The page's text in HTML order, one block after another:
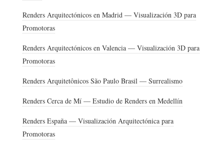
Renders Arquitectónicos en Madrid — Visualización 3D para
Promotoras
Renders Arquitectónicos en Valencia — Visualización 3D para
Promotoras
Renders Arquitetônicos São Paulo Brasil — Surrealismo
Renders Cerca de Mí — Estudio de Renders en Medellín
Renders España — Visualización Arquitectónica para
Promotoras